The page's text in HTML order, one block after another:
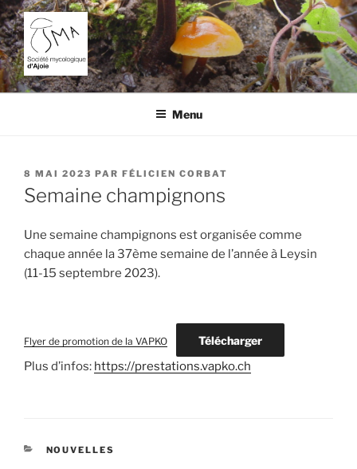
Aller
au
contenu
principal
SOCIÉTÉ MYCOLOGIQUE
L'étude des champignons dans la région de Porrentruy.
Menu
PUBLIÉ
LE
8 MAI 2023 PAR FÉLICIEN CORBAT
Semaine champignons
Une semaine champignons est organisée comme
chaque année la 37ème semaine de l’année à Leysin
(11-15 septembre 2023).
Flyer de promotion de la VAPKO Télécharger
Plus d’infos: https://prestations.vapko.ch
CATÉGORIES
NOUVELLES